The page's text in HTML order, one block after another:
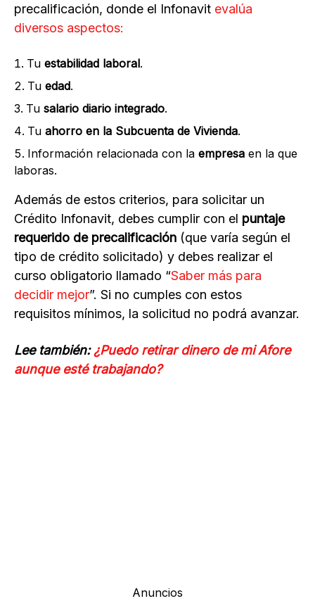
precalificación, donde el Infonavit evalúa
diversos aspectos:
Tu estabilidad laboral.
Tu edad.
Tu salario diario integrado.
Tu ahorro en la Subcuenta de Vivienda.
Información relacionada con la empresa en la que
laboras.
Además de estos criterios, para solicitar un
Crédito Infonavit, debes cumplir con el puntaje
requerido de precalificación (que varía según el
tipo de crédito solicitado) y debes realizar el
curso obligatorio llamado “Saber más para
decidir mejor”. Si no cumples con estos
requisitos mínimos, la solicitud no podrá avanzar.
Lee también:¿Puedo retirar dinero de mi Afore
aunque esté trabajando?
Anuncios